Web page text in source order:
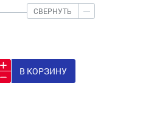
СВЕРНУТЬ
В КОРЗИНУ